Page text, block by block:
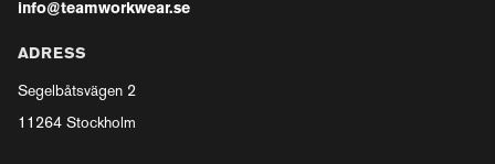
info@teamworkwear.se
ADRESS
Segelbåtsvägen 2
11264 Stockholm